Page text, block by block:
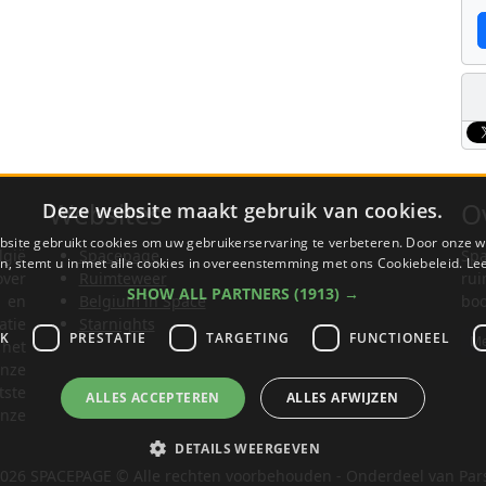
Websites
Spacepage
Belgium in Space
Deze website maakt gebruik van cookies.
gebruikt cookies om uw gebruikerservaring te verbeteren. Door onze
stemt u in met alle cookies in overeenstemming met ons Cookiebeleid.
SHOW ALL PARTNERS (1913) →
PRESTATIE TARGETING FUNCTIONEEL
ALLES ACCEPTEREN ALLES AFWIJZEN
DETAILS WEERGEVEN